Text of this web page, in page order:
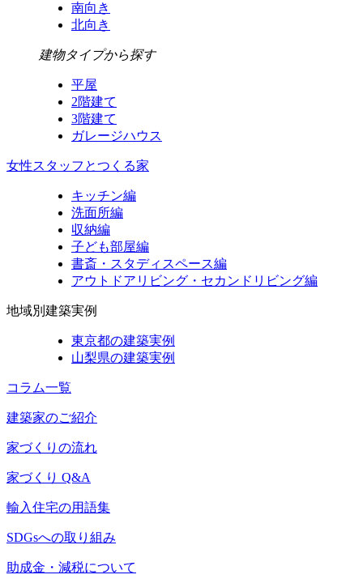
南向き
北向き
建物タイプから探す
平屋
2階建て
3階建て
ガレージハウス
女性スタッフとつくる家
キッチン編
洗面所編
収納編
子ども部屋編
書斎・スタディスペース編
アウトドアリビング・セカンドリビング編
地域別建築実例
東京都の建築実例
山梨県の建築実例
コラム一覧
建築家のご紹介
家づくりの流れ
家づくり Q&A
輸入住宅の用語集
SDGsへの取り組み
助成金・減税について